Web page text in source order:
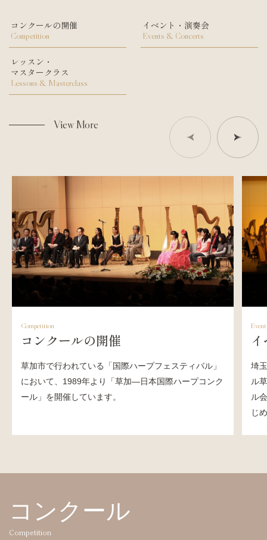
コンクールの開催
Competition
イベント・演奏会
Events & Concerts
レッスン・
マスタークラス
Lessons & Masterclass
View More
Competition
コンクールの開催
草加市で行われている「国際ハープフェスティバル」
において、1989年より「草加―日本国際ハープコンク
ール」を開催しています。
埼
ル
ル
じ
コンクール
Competition